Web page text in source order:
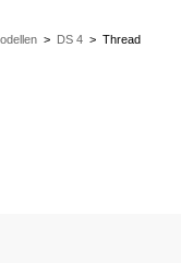
> DS 4 > Thread